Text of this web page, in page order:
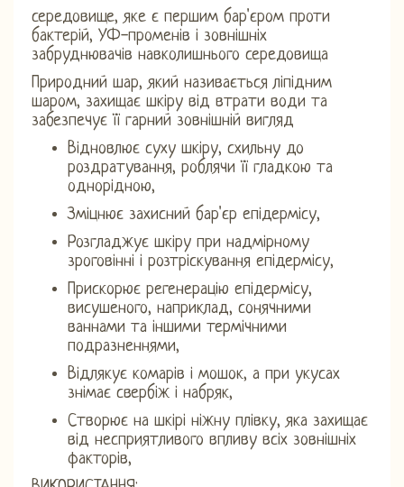
середовище, яке є першим бар'єром проти
бактерій, УФ-променів і зовнішніх
забруднювачів навколишнього середовища
Природний шар, який називається ліпідним
шаром, захищає шкіру від втрати води та
забезпечує її гарний зовнішній вигляд
Відновлює суху шкіру, схильну до
роздратування, роблячи її гладкою та
однорідною,
Зміцнює захисний бар'єр епідермісу,
Розгладжує шкіру при надмірному
зроговінні і розтріскування епідермісу,
Прискорює регенерацію епідермісу,
висушеного, наприклад, сонячними
ваннами та іншими термічними
подразненнями,
Відлякує комарів і мошок, а при укусах
знімає свербіж і набряк,
Створює на шкірі ніжну плівку, яка захищає
від несприятливого впливу всіх зовнішніх
факторів,